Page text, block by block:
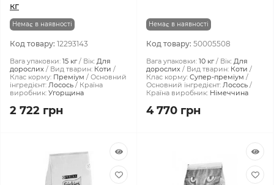
кг
Немає в наявності
Код товару: 12293143
Вага упаковки: 15 кг Вік: Для
дорослих
Вид тварин: Коти
Клас корму: Преміум
Основний
інгредієнт: Лосось
Країна
виробник: Угорщина
2 722 грн
Немає в наявності
Код товару: 50005508
Вага упаковки: 10 кг Вік: Для
дорослих
Вид тварин: Коти
Клас корму: Супер-преміум
Основний інгредієнт: Лосось
Країна виробник: Німеччина
4 770 грн